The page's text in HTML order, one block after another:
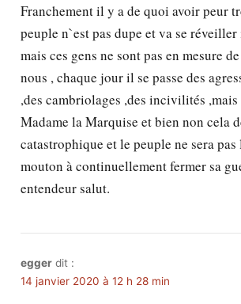
Franchement il y a de quoi avoir peur
peuple n`est pas dupe et va se
mais ces gens ne sont pas en mesure
nous , chaque jour il se passe des
,des cambriolages ,des incivilités
Madame la Marquise et bien non cela
catastrophique et le peuple ne sera
mouton à continuellement fermer sa
entendeur salut.
egger dit :
14 janvier 2020 à 12 h 28 min